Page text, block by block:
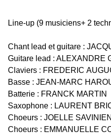
Line-up (9 musiciens+ 2
Chant lead et guitare :
Guitare lead : ALEXANDRE
Claviers : FREDERIC
Basse : JEAN-MARC
Batterie : FRANCK MARTIN
Saxophone : LAURENT
Choeurs : JOELLE SAVINIEN
Choeurs : EMMANUELLE